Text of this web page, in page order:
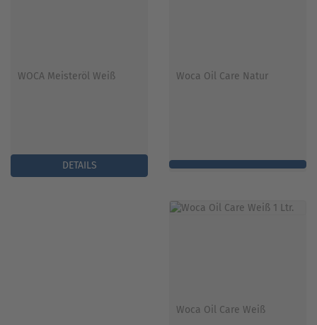
WOCA Meisteröl Weiß
DETAILS
Woca Oil Care Natur
Woca Oil Care Weiß